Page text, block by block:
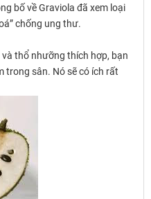
bố về Graviola đã xem loại
chống ung thư.
thổ nhưỡng thích hợp, bạn
trong sân. Nó sẽ có ích rất